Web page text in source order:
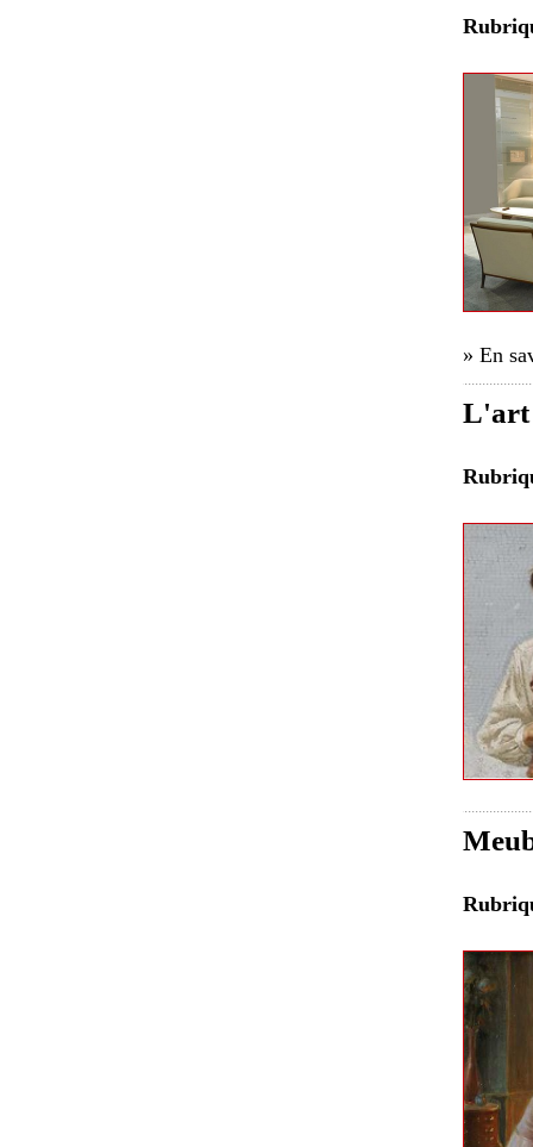
» En
L'art